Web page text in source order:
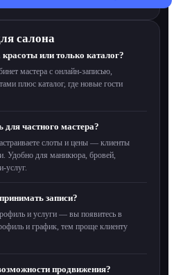
салона
или только каталог?
мастера с онлайн-записью,
плюс каталог, где новые гости
для частного мастера?
слоты и цены — клиенты
Удобно для маникюра, бровей,
услуг.
записи?
и услуги — вы появитесь в
и график, тем проще клиенту
продвижения?